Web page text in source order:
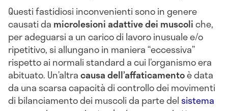
Questi fastidiosi inconvenienti sono in genere
causati da microlesioni adattive dei muscoliche,
per adeguarsi a un carico di lavoro inusuale e/o
ripetitivo, si allungano in maniera “eccessiva”
rispetto ai normali standard a cui l’organismo era
abituato. Un’altracausa dell’affaticamentoè data
da una scarsa capacità di controllo dei movimenti
di bilanciamento dei muscoli da parte del sistema